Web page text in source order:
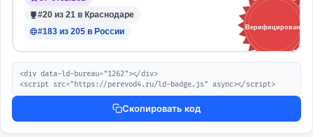
#20 из 21 в Краснодаре
#183 из 205 в России
Верифицировано
<div data-ld-bureau="1262"></div>
<script src="https://perevod4.ru/ld-badge.js" async></script>
Скопировать код